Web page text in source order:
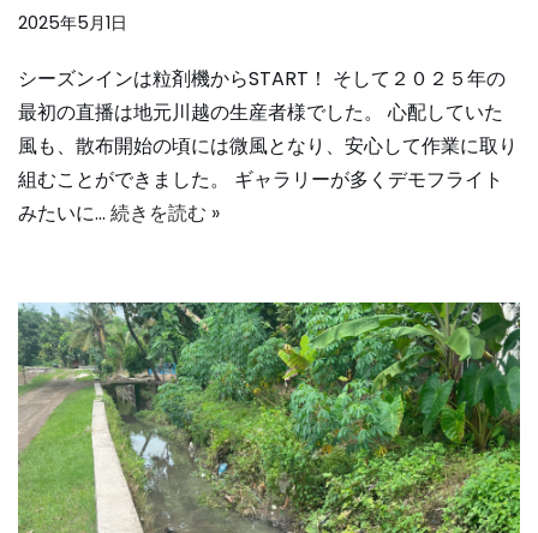
2025年5月1日
シーズンインは粒剤機からSTART！ そして２０２５年の
最初の直播は地元川越の生産者様でした。 心配していた
風も、散布開始の頃には微風となり、安心して作業に取り
組むことができました。 ギャラリーが多くデモフライト
みたいに… 続きを読む »